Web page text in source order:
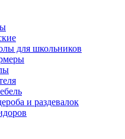
для школьников
и раздевалок